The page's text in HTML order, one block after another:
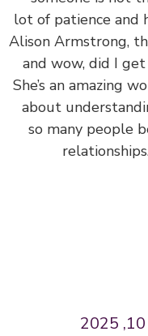
lot of patience and
Alison Armstrong,
and wow, did I
She’s an amazing
about
so many people